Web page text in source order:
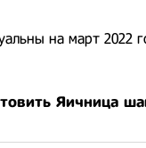
на март 2022
Яичница